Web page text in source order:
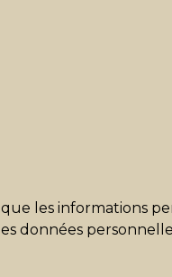
les informations
données